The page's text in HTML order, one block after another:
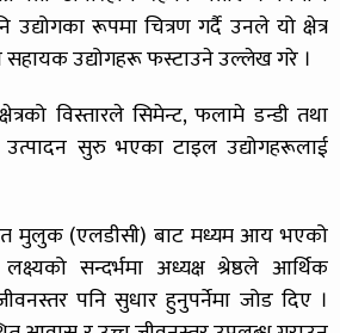
उद्योगका रूपमा चित्रण गर्दै उनले यो क्षेत्र
सहायक उद्योगहरू फस्टाउने उल्लेख गरे ।
विस्तारले सिमेन्ट, फलामे डन्डी तथा
सुरु भएका टाइल उद्योगहरूलाई
मुलुक (एलडीसी) बाट मध्यम आय भएको
सन्दर्भमा अध्यक्ष श्रेष्ठले आर्थिक
पनि सुधार हुनुपर्नेमा जोड दिए ।